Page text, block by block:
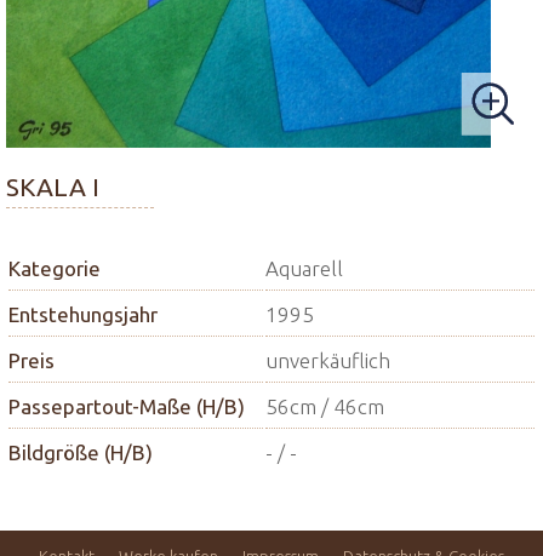
SKALA I
Kategorie
Aquarell
Entstehungsjahr
1995
Preis
unverkäuflich
Passepartout-Maße (H/B)
56cm / 46cm
Bildgröße (H/B)
- / -